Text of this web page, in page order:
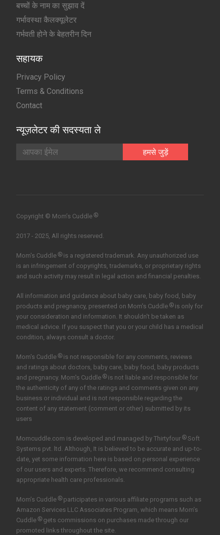
बच्चों के नाम का सुझाव दें
गर्भावस्था कैलक्यूलेटर
गर्भवती होने के बेहतरीन दिन
सहायक
Privacy Policy
Terms & Conditions
Contact
न्यूज़लेटर की सदस्यता ले
Copyright © Mom’s Cuddle ®
2017 - 2025, All rights reserved.
Mom's Cuddle ®is a registered trademark. Any unauthorized use
is an infringement of copyrights, trademarks, or proprietary rights
and such activity may result in legal action and financial penalties.
All information and guidance about baby care, baby food, baby
products and pregnancy, presented on Mom's Cuddle ®is only for
your consideration and information. It shouldn't be taken as
medical advice. If you suspect that you or your child has a medical
condition, always consult a doctor.
Mom's Cuddle ®is not responsible for any comments, reviews
and ratings about doctors, baby care, baby food, baby products
and pregnancy. Mom's Cuddle ®is not liable and responsible for
the authenticity of any of the ratings and comments given on any
business or individual and is not responsible regarding the
content of any statement (comment or other) submitted by its
users
Momcuddle.com is developed and managed by Thirtyfour ®Soft
Systems pvt. ltd. Although, It is believed to be accurate and up-to-
date, yet some information here is based on personal experience
of our users and experts. Therefore, we recommend consulting
appropriate health care professionals.
Mom’s Cuddle ®participates in various affiliate programs such as
Amazon Services LLC Associates Program, which means Mom’s
Cuddle ®gets commissions on purchases made through our
promoted links throughout the site.